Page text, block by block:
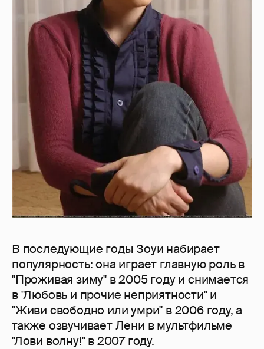
В последующие годы Зоуи набирает
популярность: она играет главную роль в
"Проживая зиму" в 2005 году и снимается
в "Любовь и прочие неприятности" и
"Живи свободно или умри" в 2006 году, а
также озвучивает Лени в мультфильме
"Лови волну!" в 2007 году.